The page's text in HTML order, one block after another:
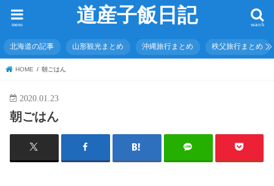
道産子飯日記 search
menu
北海道の記事 山形観光まとめ 沖縄旅行まとめ 秩父旅行まとめ
HOME 朝ごはん
2020.01.23
朝ごはん